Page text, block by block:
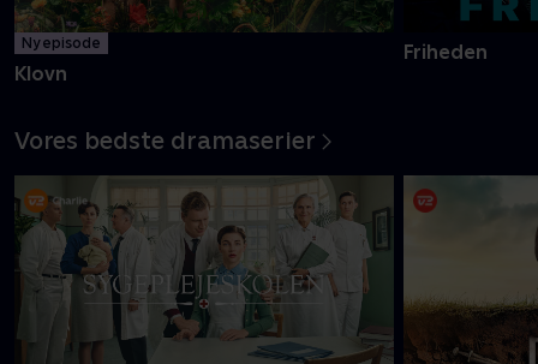
Ny episode
Klovn
Friheden
Vores bedste dramaserier